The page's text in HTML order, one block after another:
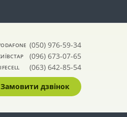
(050) 976-59-34
(096) 673-07-65
(063) 642-85-54
Замовити дзвінок